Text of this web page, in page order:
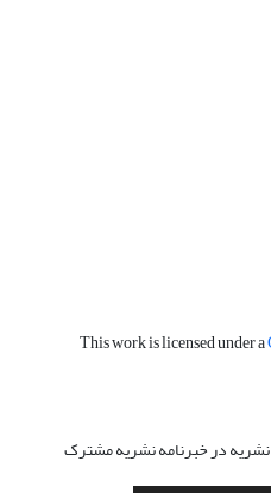
This work is licensed under a
نشریه در خبرنامه نشریه مشترک